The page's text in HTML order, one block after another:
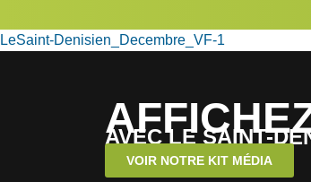
LeSaint-Denisien_Decembre_VF-1
AVEC LE SAINT-
VOIR NOTRE KIT MÉDIA